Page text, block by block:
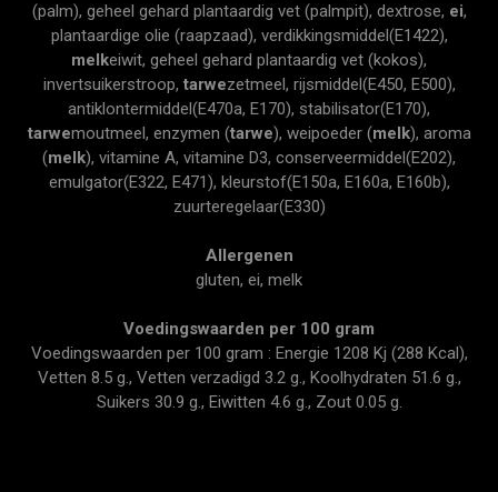
(palm), geheel gehard plantaardig vet (palmpit), dextrose, ei,
plantaardige olie (raapzaad), verdikkingsmiddel(E1422),
melkeiwit, geheel gehard plantaardig vet (kokos),
invertsuikerstroop, tarwezetmeel, rijsmiddel(E450, E500),
antiklontermiddel(E470a, E170), stabilisator(E170),
tarwemoutmeel, enzymen (tarwe), weipoeder (melk), aroma
(melk), vitamine A, vitamine D3, conserveermiddel(E202),
emulgator(E322, E471), kleurstof(E150a, E160a, E160b),
zuurteregelaar(E330)
Allergenen
gluten, ei, melk
Voedingswaarden per 100 gram
Voedingswaarden per 100 gram : Energie 1208 Kj (288 Kcal),
Vetten 8.5 g., Vetten verzadigd 3.2 g., Koolhydraten 51.6 g.,
Suikers 30.9 g., Eiwitten 4.6 g., Zout 0.05 g.